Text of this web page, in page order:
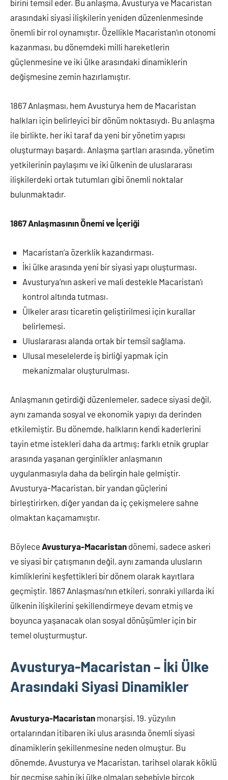
birini temsil eder. Bu anlaşma, Avusturya ve Macaristan
arasındaki siyasi ilişkilerin yeniden düzenlenmesinde
önemli bir rol oynamıştır. Özellikle Macaristan’ın otonomi
kazanması, bu dönemdeki milli hareketlerin
güçlenmesine ve iki ülke arasındaki dinamiklerin
değişmesine zemin hazırlamıştır.
1867 Anlaşması, hem Avusturya hem de Macaristan
halkları için belirleyici bir dönüm noktasıydı. Bu anlaşma
ile birlikte, her iki taraf da yeni bir yönetim yapısı
oluşturmayı başardı. Anlaşma şartları arasında, yönetim
yetkilerinin paylaşımı ve iki ülkenin de uluslararası
ilişkilerdeki ortak tutumları gibi önemli noktalar
bulunmaktadır.
1867 Anlaşmasının Önemi ve İçeriği
Macaristan’a özerklik kazandırması.
İki ülke arasında yeni bir siyasi yapı oluşturması.
Avusturya’nın askeri ve mali destekle Macaristan’ı
kontrol altında tutması.
Ülkeler arası ticaretin geliştirilmesi için kurallar
belirlemesi.
Uluslararası alanda ortak bir temsil sağlama.
Ulusal meselelerde iş birliği yapmak için
mekanizmalar oluşturulması.
Anlaşmanın getirdiği düzenlemeler, sadece siyasi değil,
aynı zamanda sosyal ve ekonomik yapıyı da derinden
etkilemiştir. Bu dönemde, halkların kendi kaderlerini
tayin etme istekleri daha da artmış; farklı etnik gruplar
arasında yaşanan gerginlikler anlaşmanın
uygulanmasıyla daha da belirgin hale gelmiştir.
Avusturya-Macaristan, bir yandan güçlerini
birleştirirken, diğer yandan da iç çekişmelere sahne
olmaktan kaçamamıştır.
Böylece Avusturya-Macaristan dönemi, sadece askeri
ve siyasi bir çatışmanın değil, aynı zamanda ulusların
kimliklerini keşfettikleri bir dönem olarak kayıtlara
geçmiştir. 1867 Anlaşması’nın etkileri, sonraki yıllarda iki
ülkenin ilişkilerini şekillendirmeye devam etmiş ve
boyunca yaşanacak olan sosyal dönüşümler için bir
temel oluşturmuştur.
Avusturya-Macaristan – İki Ülke
Arasındaki Siyasi Dinamikler
Avusturya-Macaristan monarşisi, 19. yüzyılın
ortalarından itibaren iki ulus arasında önemli siyasi
dinamiklerin şekillenmesine neden olmuştur. Bu
dönemde, Avusturya ve Macaristan, tarihsel olarak köklü
bir geçmişe sahip iki ülke olmaları sebebiyle birçok